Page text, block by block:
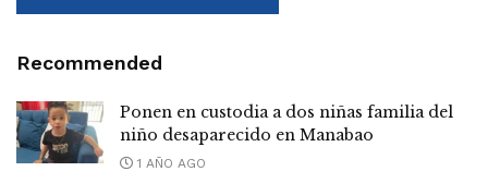
Recommended
Ponen en custodia a dos niñas familia del
niño desaparecido en Manabao
1 AÑO AGO